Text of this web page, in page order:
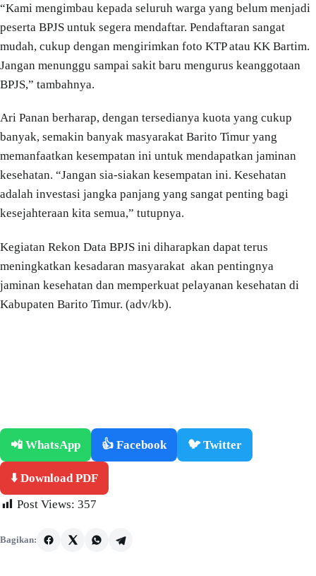
“Kami mengimbau kepada seluruh warga yang belum menjadi
peserta BPJS untuk segera mendaftar. Pendaftaran sangat
mudah, cukup dengan mengirimkan foto KTP atau KK Bartim.
Jangan menunggu sampai sakit baru mengurus keanggotaan
BPJS,” tambahnya.
Ari Panan berharap, dengan tersedianya kuota yang cukup
banyak, semakin banyak masyarakat Barito Timur yang
memanfaatkan kesempatan ini untuk mendapatkan jaminan
kesehatan. “Jangan sia-siakan kesempatan ini. Kesehatan
adalah investasi jangka panjang yang sangat penting bagi
kesejahteraan kita semua,” tutupnya.
Kegiatan Rekon Data BPJS ini diharapkan dapat terus
meningkatkan kesadaran masyarakat akan pentingnya
jaminan kesehatan dan memperkuat pelayanan kesehatan di
Kabupaten Barito Timur. (adv/kb).
📲 WhatsApp 👍 Facebook 🐦 Twitter
⬇️ Download PDF
Post Views: 357
Bagikan: